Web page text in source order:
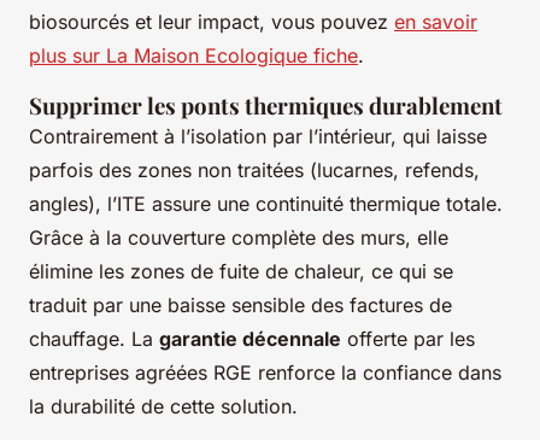
biosourcés et leur impact, vous pouvez en savoir
plus sur La Maison Ecologique fiche.
Supprimer les ponts thermiques durablement
Contrairement à l’isolation par l’intérieur, qui laisse
parfois des zones non traitées (lucarnes, refends,
angles), l’ITE assure une continuité thermique totale.
Grâce à la couverture complète des murs, elle
élimine les zones de fuite de chaleur, ce qui se
traduit par une baisse sensible des factures de
chauffage. La garantie décennale offerte par les
entreprises agréées RGE renforce la confiance dans
la durabilité de cette solution.